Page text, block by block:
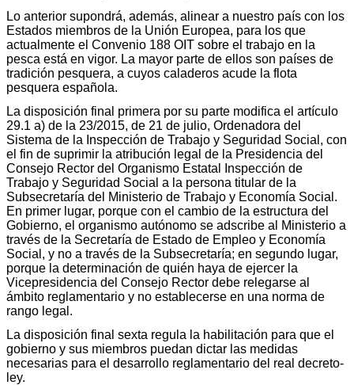
Lo anterior supondrá, además, alinear a nuestro país con los
Estados miembros de la Unión Europea, para los que
actualmente el Convenio 188 OIT sobre el trabajo en la
pesca está en vigor. La mayor parte de ellos son países de
tradición pesquera, a cuyos caladeros acude la flota
pesquera española.
La disposición final primera por su parte modifica el artículo
29.1 a) de la 23/2015, de 21 de julio, Ordenadora del
Sistema de la Inspección de Trabajo y Seguridad Social, con
el fin de suprimir la atribución legal de la Presidencia del
Consejo Rector del Organismo Estatal Inspección de
Trabajo y Seguridad Social a la persona titular de la
Subsecretaría del Ministerio de Trabajo y Economía Social.
En primer lugar, porque con el cambio de la estructura del
Gobierno, el organismo autónomo se adscribe al Ministerio a
través de la Secretaría de Estado de Empleo y Economía
Social, y no a través de la Subsecretaría; en segundo lugar,
porque la determinación de quién haya de ejercer la
Vicepresidencia del Consejo Rector debe relegarse al
ámbito reglamentario y no establecerse en una norma de
rango legal.
La disposición final sexta regula la habilitación para que el
gobierno y sus miembros puedan dictar las medidas
necesarias para el desarrollo reglamentario del real decreto-
ley.